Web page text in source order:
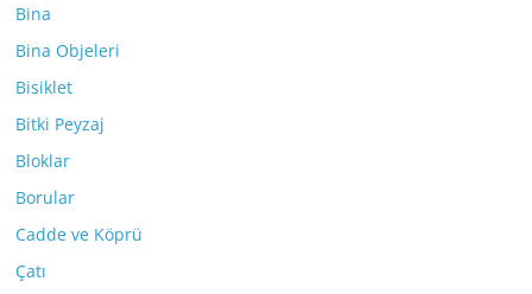
Bina
Bina Objeleri
Bisiklet
Bitki Peyzaj
Bloklar
Borular
Cadde ve Köprü
Çatı